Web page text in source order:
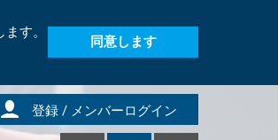
す。
同意します
登録 / メンバーログイン